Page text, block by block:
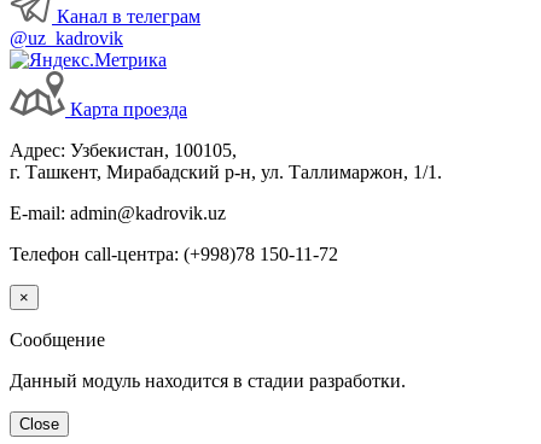
Канал в телеграм
@uz_kadrovik
Карта проезда
Адрес: Узбекистан, 100105,
г. Ташкент, Мирабадский р-н, ул. Таллимаржон, 1/1.
E-mail: admin@kadrovik.uz
Телефон call-центра: (+998)78 150-11-72
×
Сообщение
Данный модуль находится в стадии разработки.
Close